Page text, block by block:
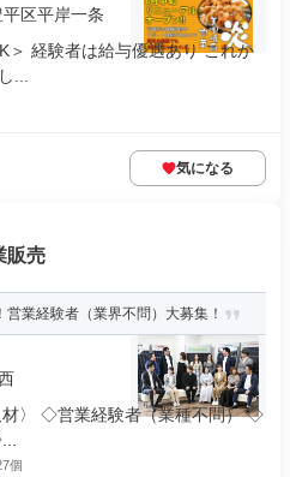
区平岸一条
＞ 経験者は給与優遇あり これか
...
気になる
販売
業経験者（業界不問）大募集！
材〉 ◇営業経験者（業種不問） ◇
個